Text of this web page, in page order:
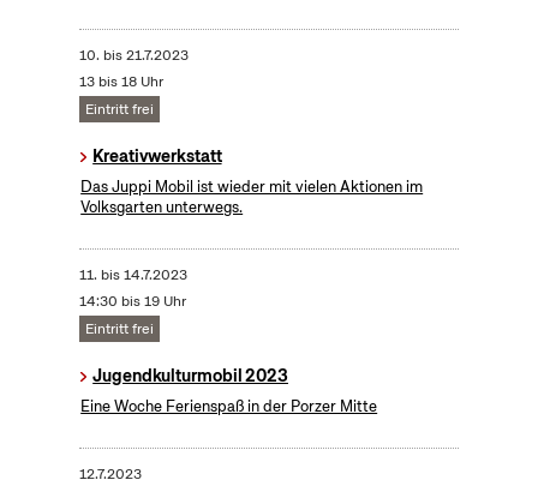
10. bis21.7.2023
13 bis 18 Uhr
Eintritt frei
Kreativwerkstatt
Das Juppi Mobil ist wieder mit vielen Aktionen im
Volksgarten unterwegs.
11. bis14.7.2023
14:30 bis 19 Uhr
Eintritt frei
Jugendkulturmobil 2023
Eine Woche Ferienspaß in der Porzer Mitte
12.7.2023